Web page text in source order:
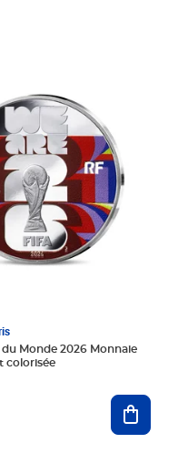
du Monde 2026 Monnaie
colorisée